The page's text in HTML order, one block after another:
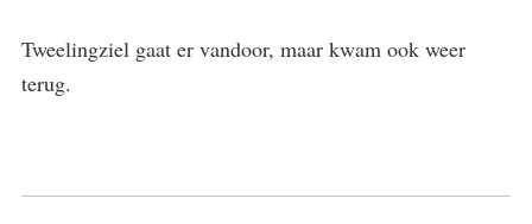
Tweelingziel gaat er vandoor, maar kwam ook weer
terug.